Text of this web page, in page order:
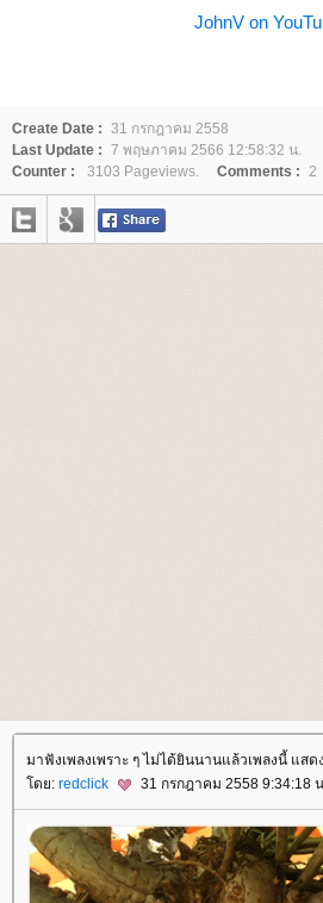
JohnV on
Create Date : 31 กรกฎาคม 2558
Last Update : 7 พฤษภาคม 2566 12:58:32 น.
Counter :
3103 Pageviews. Comments : 2
มาฟังเพลงเพราะ ๆ ไม่ได้ยินนานแล้วเพลงนี้ แสด
ดย: redclick 31 กรกฎาคม 2558 9:34:18